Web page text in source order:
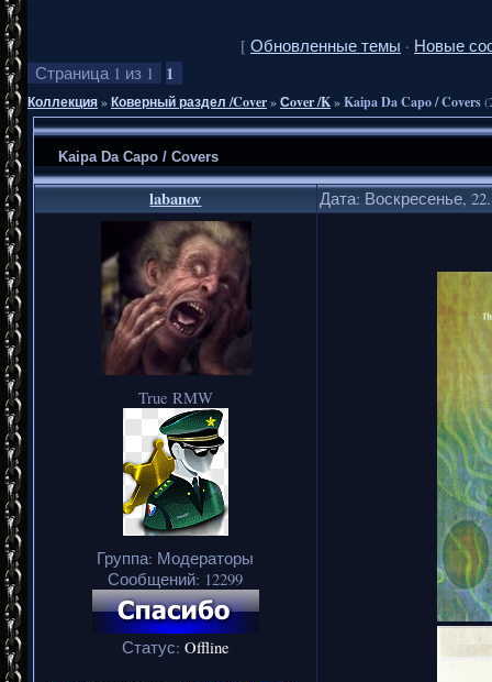
[ Обновленные темы · Новые
Страница 1 из 1 1
Коллекция»Коверный раздел /Cover»Сover /K»Kaipa Da Capo / Covers
Kaipa Da Capo / Covers
labanov Дата: Воскресенье,
True RMW
Группа: Модераторы
Сообщений: 12299
Статус: Offline